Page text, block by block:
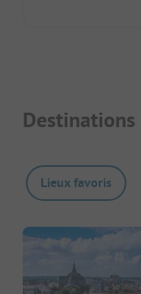
Lieux favoris